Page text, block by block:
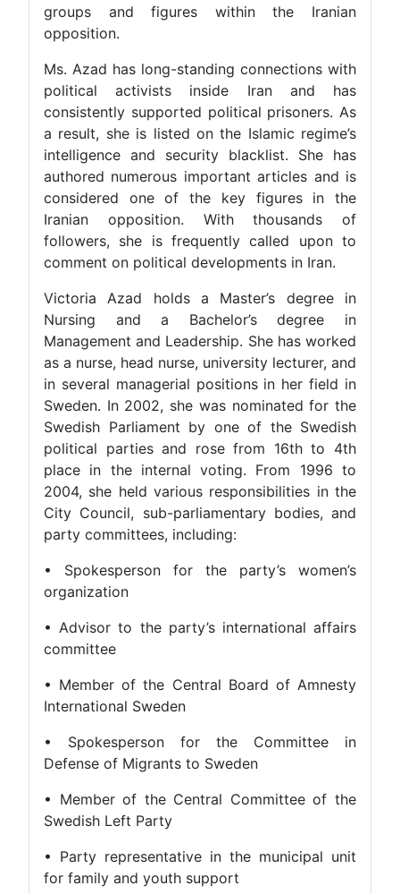
groups and figures within the Iranian
opposition.
Ms. Azad has long-standing connections with
political activists inside Iran and has
consistently supported political prisoners. As
a result, she is listed on the Islamic regime’s
intelligence and security blacklist. She has
authored numerous important articles and is
considered one of the key figures in the
Iranian opposition. With thousands of
followers, she is frequently called upon to
comment on political developments in Iran.
Victoria Azad holds a Master’s degree in
Nursing and a Bachelor’s degree in
Management and Leadership. She has worked
as a nurse, head nurse, university lecturer, and
in several managerial positions in her field in
Sweden. In 2002, she was nominated for the
Swedish Parliament by one of the Swedish
political parties and rose from 16th to 4th
place in the internal voting. From 1996 to
2004, she held various responsibilities in the
City Council, sub-parliamentary bodies, and
party committees, including:
• Spokesperson for the party’s women’s
organization
• Advisor to the party’s international affairs
committee
• Member of the Central Board of Amnesty
International Sweden
• Spokesperson for the Committee in
Defense of Migrants to Sweden
• Member of the Central Committee of the
Swedish Left Party
• Party representative in the municipal unit
for family and youth support